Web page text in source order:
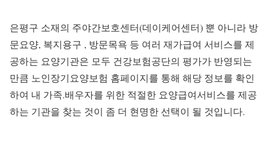
은평구 소재의 주야간보호센터(데이케어센터) 뿐 아니라 방
문요양, 복지용구 , 방문목욕 등 여러 재가급여 서비스를 제
공하는 요양기관은 모두 건강보험공단의 평가가 반영되는
만큼 노인장기요양보험 홈페이지를 통해 해당 정보를 확인
하여 내 가족.배우자를 위한 적절한 요양급여서비스를 제공
하는 기관을 찾는 것이 좀 더 현명한 선택이 될 것입니다.